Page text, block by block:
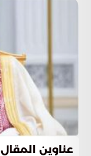
عناوين المقال